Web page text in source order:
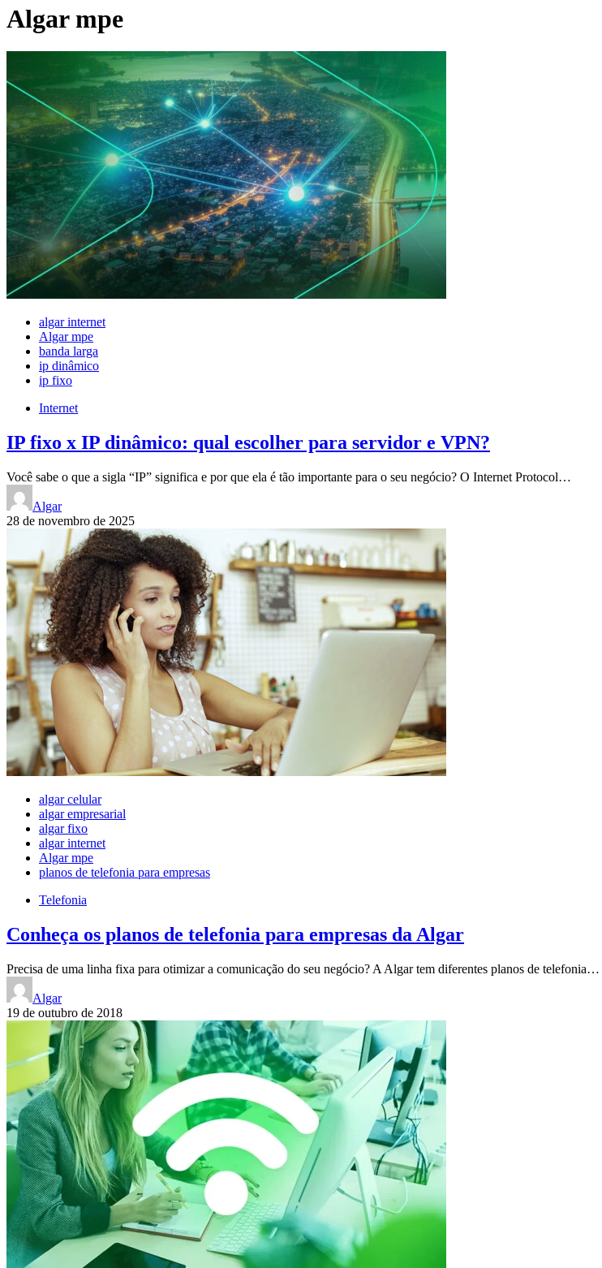
Algar mpe
algar internet
Algar mpe
banda larga
ip dinâmico
ip fixo
Internet
IP fixo x IP dinâmico: qual escolher para servidor e VPN?
Você sabe o que a sigla “IP” significa e por que ela é tão importante para o seu negócio? O Internet Protocol…
Algar
28 de novembro de 2025
algar celular
algar empresarial
algar fixo
algar internet
Algar mpe
planos de telefonia para empresas
Telefonia
Conheça os planos de telefonia para empresas da Algar
Precisa de uma linha fixa para otimizar a comunicação do seu negócio? A Algar tem diferentes planos de telefonia…
Algar
19 de outubro de 2018